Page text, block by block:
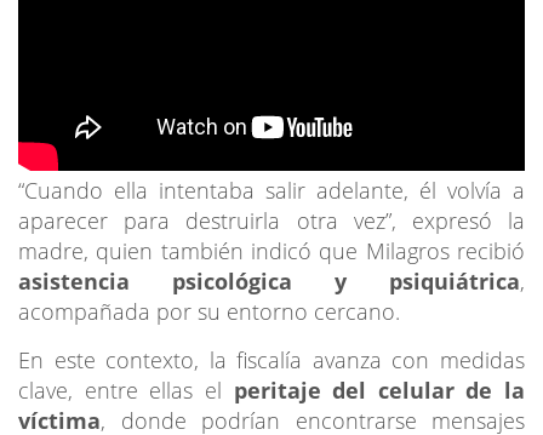
“Cuando ella intentaba salir adelante, él volvía a
aparecer para destruirla otra vez”, expresó la
madre, quien también indicó que Milagros recibió
asistencia psicológica y psiquiátrica,
acompañada por su entorno cercano.
En este contexto, la fiscalía avanza con medidas
clave, entre ellas el peritaje del celular de la
víctima, donde podrían encontrarse mensajes